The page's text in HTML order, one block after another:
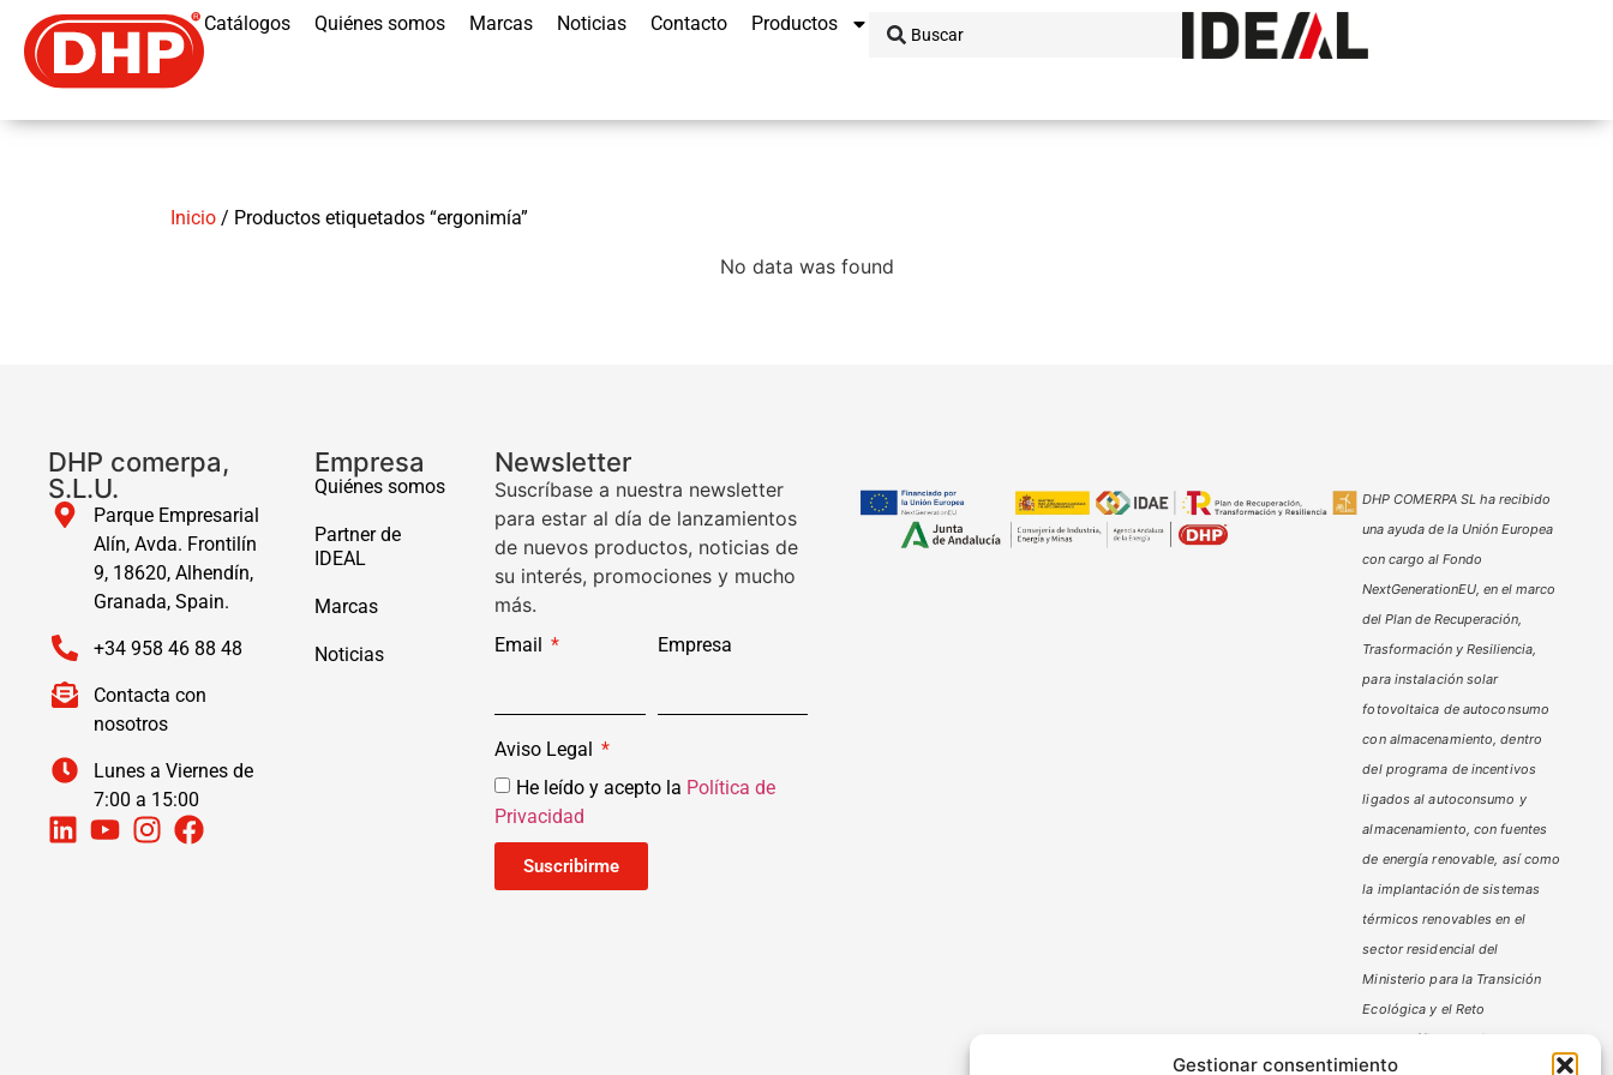
Gestionar consentimiento
Catálogos Quiénes somos Marcas Noticias Contacto Productos
Inicio / Productos etiquetados “ergonimía”
No data was found
DHP comerpa,
S.L.U.
Parque Empresarial
Alín, Avda. Frontilín
9, 18620, Alhendín,
Granada, Spain.
+34 958 46 88 48
Contacta con
nosotros
Lunes a Viernes de
7:00 a 15:00
Empresa
Quiénes somos
Partner de
IDEAL
Marcas
Noticias
Newsletter
Suscríbase a nuestra newsletter
para estar al día de lanzamientos
de nuevos productos, noticias de
su interés, promociones y mucho
más.
Email Empresa
Aviso Legal
He leído y acepto la Política de
Privacidad
Suscribirme
DHP COMERPA SL ha recibido
una ayuda de la Unión Europea
con cargo al Fondo
NextGenerationEU, en el marco
del Plan de Recuperación,
Trasformación y Resiliencia,
para instalación solar
fotovoltaica de autoconsumo
con almacenamiento, dentro
del programa de incentivos
ligados al autoconsumo y
almacenamiento, con fuentes
de energía renovable, así como
la implantación de sistemas
térmicos renovables en el
sector residencial del
Ministerio para la Transición
Ecológica y el Reto
Demográfico,
gestionado por
la Junta de Andalucía, a través